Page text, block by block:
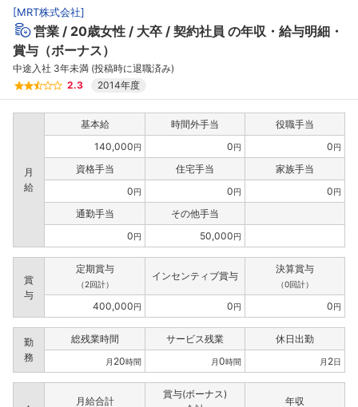
[MRT株式会社]
営業 20歳女性 大卒 契約社員 の年収・給与明細・
賞与（ボーナス）
中途入社 3年未満 (投稿時に退職済み)
2.3
2014年度
月
給
基本給 時間外手当
役職手当
140,000円 0円 0円
資格手当 住宅手当
家族手当
0円 0円 0円
通勤手当
その他手当
0円 50,000円
賞
与
定期賞与
（2回計）
インセンティブ賞与
決算賞与
（0回計）
400,000円 0円 0円
勤
務
総残業時間 サービス残業 休日出勤
月 20時間 月0時間 月 2日
月給合計
賞与(ボーナス)
年収